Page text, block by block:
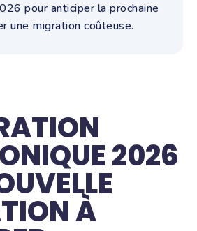
pour anticiper la prochaine
une migration coûteuse.
2026
À